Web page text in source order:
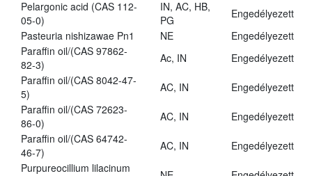
Pelargonic acid (CAS 112-
05-0)
IN, AC, HB,
PG
Engedélyezett
Pasteuria nishizawae Pn1
NE
Engedélyezett
Paraffin oil/(CAS 97862-
82-3)
Ac, IN
Engedélyezett
Paraffin oil/(CAS 8042-47-
5)
AC, IN
Engedélyezett
Paraffin oil/(CAS 72623-
86-0)
AC, IN
Engedélyezett
Paraffin oil/(CAS 64742-
46-7)
AC, IN
Engedélyezett
Purpureocillium lilacinum